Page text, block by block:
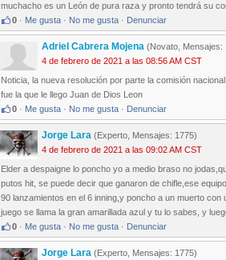
muchacho es un León de pura raza y pronto tendrá su
0 · Me gusta · No me gusta · Denunciar
Adriel Cabrera Mojena (Novato, Mensajes:
4 de febrero de 2021 a las 08:56 AM CST
Noticia, la nueva resolución por parte la comisión
fue la que le llego Juan de Dios Leon
0 · Me gusta · No me gusta · Denunciar
Jorge Lara (Experto, Mensajes: 1775)
4 de febrero de 2021 a las 09:02 AM CST
Elder a despaigne lo poncho yo a medio braso no
putos hit, se puede decir que ganaron de chifle,ese
90 lanzamientos en el 6 inning,y poncho a un muerto
juego se llama la gran amarillada azul y tu lo sabes, y
0 · Me gusta · No me gusta · Denunciar
Jorge Lara (Experto, Mensajes: 1775)